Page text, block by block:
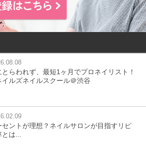
とらわれず、最短1ヶ月でプロネイリスト！
イルズネイルスクール＠渋谷
セントが理想？ネイルサロンが目指すリピ
は...